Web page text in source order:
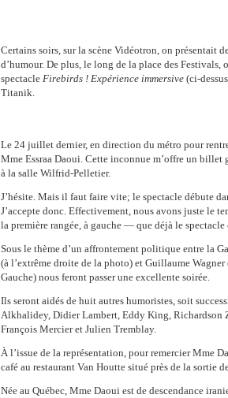
Certains soirs, sur la scène Vidéotron, on présentait
d’humour. De plus, le long de la place des Festivals,
spectacle Firebirds ! Expérience immersive (ci-
Titanik.
Le 24 juillet dernier, en direction du métro pour
Mme Essraa Daoui. Cette inconnue m’offre un
à la salle Wilfrid-Pelletier.
J’hésite. Mais il faut faire vite; le spectacle débute
J’accepte donc. Effectivement, nous avons juste le
la première rangée, à gauche — que déjà le spectacle
Sous le thème d’un affrontement politique entre la
(à l’extrême droite de la photo) et Guillaume
Gauche) nous feront passer une excellente soirée.
Ils seront aidés de huit autres humoristes, soit
Alkhalidey, Didier Lambert, Eddy King, Richardson
François Mercier et Julien Tremblay.
À l’issue de la représentation, pour remercier Mme
café au restaurant Van Houtte situé près de la sortie
Née au Québec, Mme Daoui est de descendance